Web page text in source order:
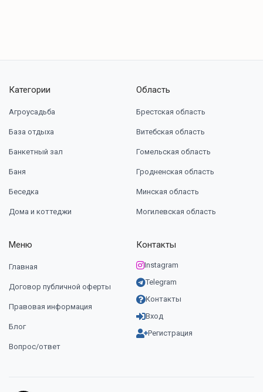
Категории
Агроусадьба
База отдыха
Банкетный зал
Баня
Беседка
Дома и коттеджи
Область
Брестская область
Витебская область
Гомельская область
Гродненская область
Минская область
Могилевская область
Меню
Главная
Договор публичной оферты
Правовая информация
Блог
Вопрос/ответ
Контакты
Instagram
Telegram
Контакты
Вход
Регистрация